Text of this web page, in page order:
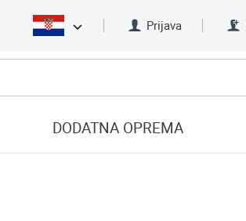
Prijava
DODATNA OPREMA